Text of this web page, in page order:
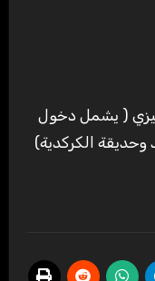
( يشمل دخول
وحديقة الكركدية)